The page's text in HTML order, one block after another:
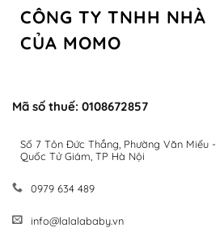
CÔNG TY TNHH NHÀ
CỦA MOMO
Mã số thuế: 0108672857
Số 7 Tôn Đức Thắng, Phường Văn Miếu -
Quốc Tử Giám, TP Hà Nội
0979 634 489
info@lalalababy.vn